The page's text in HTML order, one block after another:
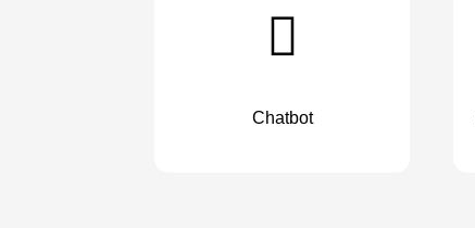
Chatbot